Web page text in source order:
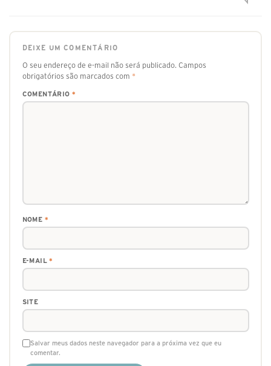
DEIXE UM COMENTÁRIO
O seu endereço de e-mail não será publicado. Campos
obrigatórios são marcados com *
COMENTÁRIO *
NOME *
E-MAIL*
SITE
Salvar meus dados neste navegador para a próxima vez que eu
comentar.